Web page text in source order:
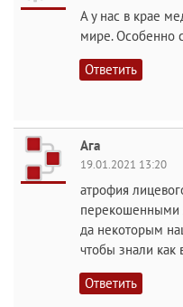
А у нас в крае
мире. Особенно
Ответить
Ага
19.01.2021 13:20
атрофия
перекошенными
да некоторым
чтобы знали как
Ответить